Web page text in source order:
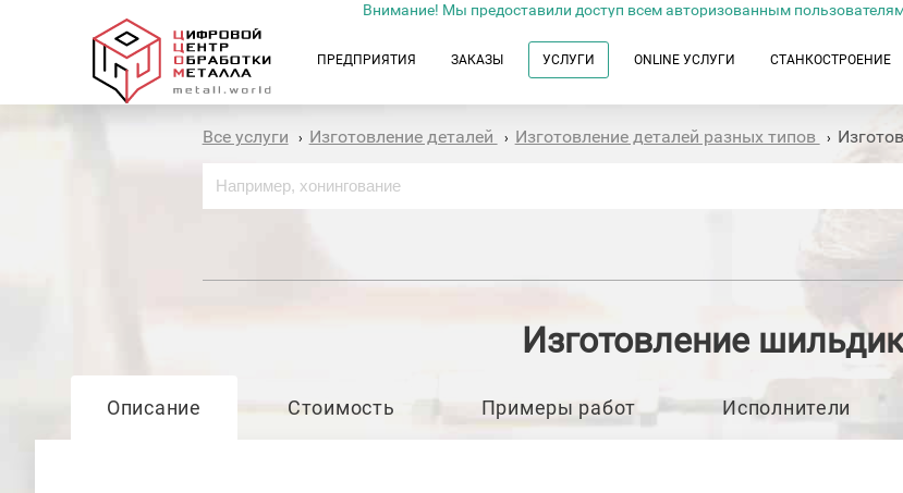
Внимание! Мы предоставили доступ всем авторизованным
ПРЕДПРИЯТИЯ ЗАКАЗЫ УСЛУГИ ONLINE УСЛУГИ СТАНКОСТРОЕНИЕ
Все услуги › Изготовление деталей › Изготовление деталей разных типов ›
Изготовление
Описание Стоимость Примеры работ Исполнители